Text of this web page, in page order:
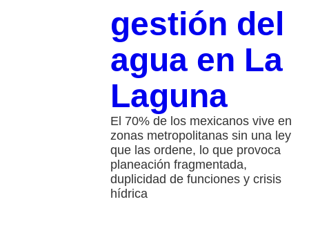
gestión del
agua en La
Laguna
El 70% de los mexicanos vive en
zonas metropolitanas sin una ley
que las ordene, lo que provoca
planeación fragmentada,
duplicidad de funciones y crisis
hídrica